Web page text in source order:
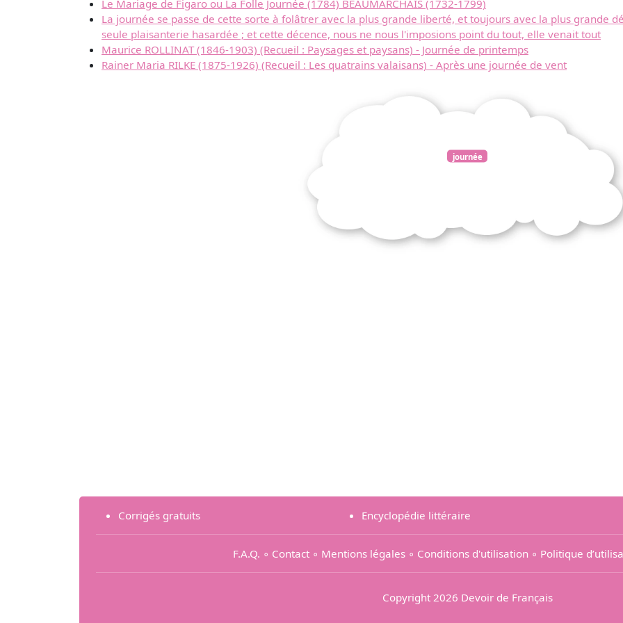
Télécharger
gratuitement ce
document
Le Mariage de Figaro ou La Folle Journée (1784) BEAUMARCHAIS (1732-1799)
La journée se passe de cette sorte à folâtrer avec la plus grande liberté, et toujours avec la plus grande
seule plaisanterie hasardée ; et cette décence, nous ne nous l'imposions point du tout, elle venait tout
Maurice ROLLINAT (1846-1903) (Recueil : Paysages et paysans) - Journée de printemps
Rainer Maria RILKE (1875-1926) (Recueil : Les quatrains valaisans) - Après une journée de vent
journée
Corrigés gratuits Encyclopédie littéraire
F.A.Q. ∘ Contact∘ Mentions légales∘ Conditions d'utilisation ∘ Politique
Copyright 2026 Devoir de Français